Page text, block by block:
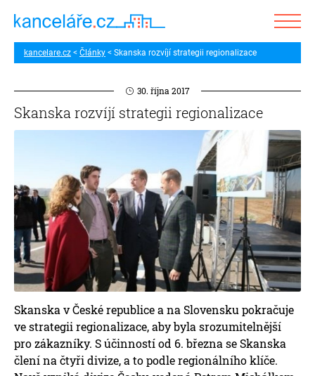
kancelare.cz Články Skanska rozvíjí strategii regionalizace
30. října 2017
Skanska rozvíjí strategii regionalizace
Skanska v České republice a na Slovensku pokračuje
ve strategii regionalizace, aby byla srozumitelnější
pro zákazníky. S účinností od 6. března se Skanska
člení na čtyři divize, a to podle regionálního klíče.